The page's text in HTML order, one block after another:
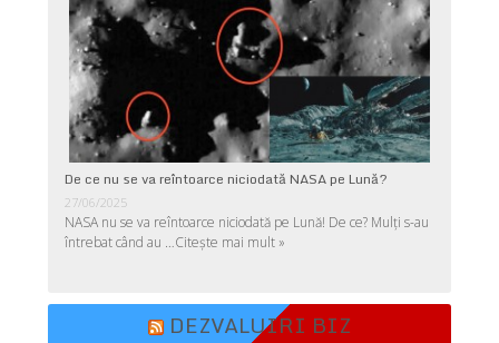
De ce nu se va reîntoarce niciodată NASA pe Lună?
27/06/2025
NASA nu se va reîntoarce niciodată pe Lună! De ce? Mulţi s-au
întrebat când au …Citește mai mult »
DEZVALUIRI BIZ